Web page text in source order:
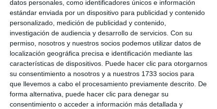
datos personales, como identificadores únicos e información
estándar enviada por un dispositivo para publicidad y contenido
personalizado, medición de publicidad y contenido,
investigación de audiencia y desarrollo de servicios. Con su
permiso, nosotros y nuestros socios podemos utilizar datos de
localización geográfica precisa e identificación mediante las
características de dispositivos. Puede hacer clic para otorgarnos
su consentimiento a nosotros y a nuestros 1733 socios para
que llevemos a cabo el procesamiento previamente descrito. De
forma alternativa, puede hacer clic para denegar su
consentimiento o acceder a información más detallada y
Cuarenta jóvenes aprenden a
fotoprotegerse y a evitar el
consumo de 'vapers'
ACTUALIDAD
Mijas prepara un verano lleno de
actividades para los más
jóvenes en la playa del Torreón
ACTUALIDAD